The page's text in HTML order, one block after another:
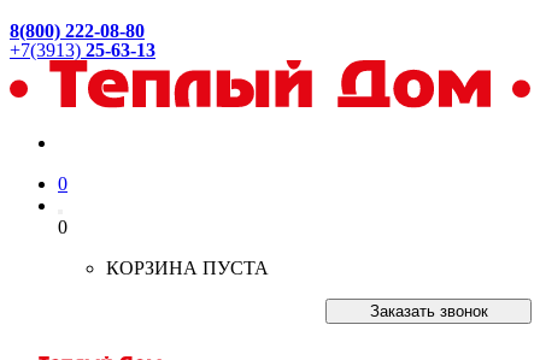
8(800) 222-08-80
+7(3913) 25-63-13
0
0
КОРЗИНА ПУСТА
Заказать звонок